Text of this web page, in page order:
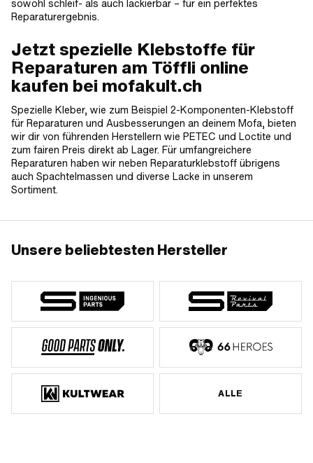
sowohl schleif- als auch lackierbar – für ein perfektes
Reparaturergebnis.
Jetzt spezielle Klebstoffe für
Reparaturen am Töffli online
kaufen bei mofakult.ch
Spezielle Kleber, wie zum Beispiel 2-Komponenten-Klebstoff
für Reparaturen und Ausbesserungen an deinem Mofa, bieten
wir dir von führenden Herstellern wie PETEC und Loctite und
zum fairen Preis direkt ab Lager. Für umfangreichere
Reparaturen haben wir neben Reparaturklebstoff übrigens
auch Spachtelmassen und diverse Lacke in unserem
Sortiment.
Unsere beliebtesten Hersteller
ALLE